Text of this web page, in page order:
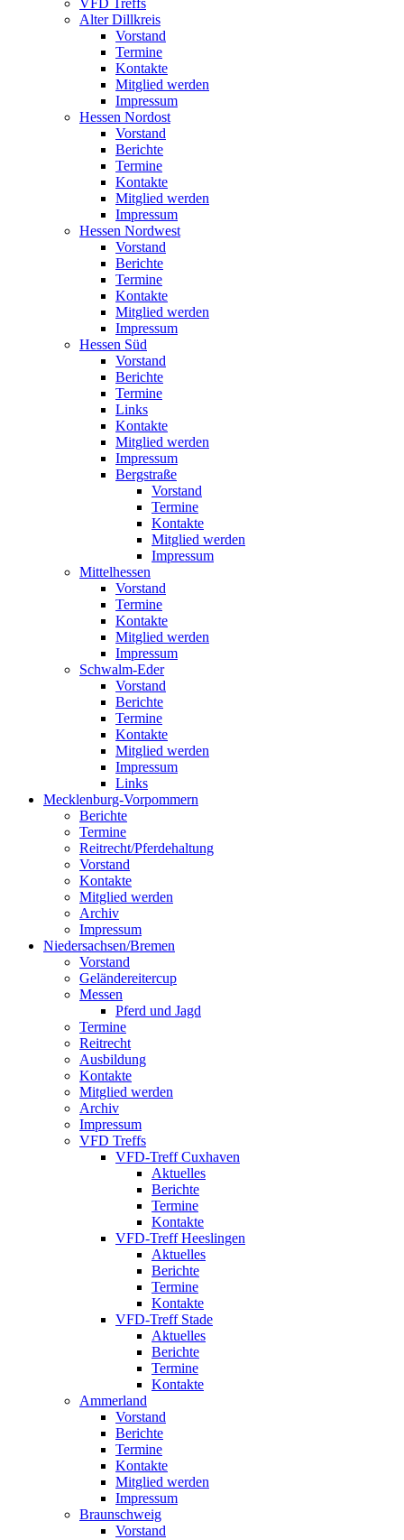
VFD Treffs
Alter Dillkreis
Vorstand
Termine
Kontakte
Mitglied werden
Impressum
Hessen Nordost
Vorstand
Berichte
Termine
Kontakte
Mitglied werden
Impressum
Hessen Nordwest
Vorstand
Berichte
Termine
Kontakte
Mitglied werden
Impressum
Hessen Süd
Vorstand
Berichte
Termine
Links
Kontakte
Mitglied werden
Impressum
Bergstraße
Vorstand
Termine
Kontakte
Mitglied werden
Impressum
Mittelhessen
Vorstand
Termine
Kontakte
Mitglied werden
Impressum
Schwalm-Eder
Vorstand
Berichte
Termine
Kontakte
Mitglied werden
Impressum
Links
Mecklenburg-Vorpommern
Berichte
Termine
Reitrecht/Pferdehaltung
Vorstand
Kontakte
Mitglied werden
Archiv
Impressum
Niedersachsen/Bremen
Vorstand
Geländereitercup
Messen
Pferd und Jagd
Termine
Reitrecht
Ausbildung
Kontakte
Mitglied werden
Archiv
Impressum
VFD Treffs
VFD-Treff Cuxhaven
Aktuelles
Berichte
Termine
Kontakte
VFD-Treff Heeslingen
Aktuelles
Berichte
Termine
Kontakte
VFD-Treff Stade
Aktuelles
Berichte
Termine
Kontakte
Ammerland
Vorstand
Berichte
Termine
Kontakte
Mitglied werden
Impressum
Braunschweig
Vorstand